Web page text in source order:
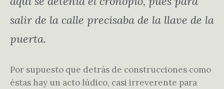
salir de la calle precisaba de la llave de la
puerta.
Por supuesto que detrás de construcciones como
éstas hay un acto lúdico, casi irreverente para